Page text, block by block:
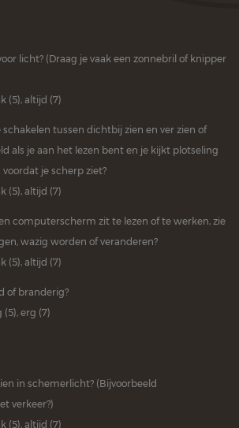
licht? (Draag je vaak een zonnebril of knipper
(5), altijd (7)
schakelen tussen dichtbij zien en ver zien of
als je aan het lezen bent en je kijkt plotseling
je scherp ziet?
(5), altijd (7)
computerscherm zit te lezen of te werken, zie
wazig worden of veranderen?
(5), altijd (7)
of branderig?
(5), erg (7)
in schemerlicht? (Bijvoorbeeld
verkeer?)
(5), altijd (7)